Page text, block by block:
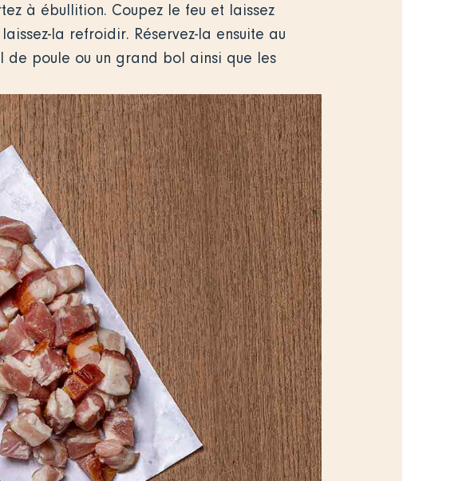
à ébullition. Coupez le feu et laissez
la refroidir. Réservez-la ensuite au
de poule ou un grand bol ainsi que les